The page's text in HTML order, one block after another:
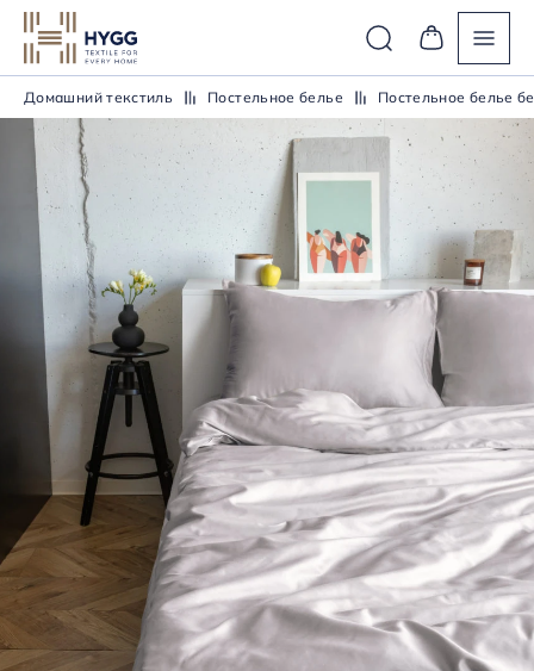
Домашний текстиль Постельное белье Постельное белье